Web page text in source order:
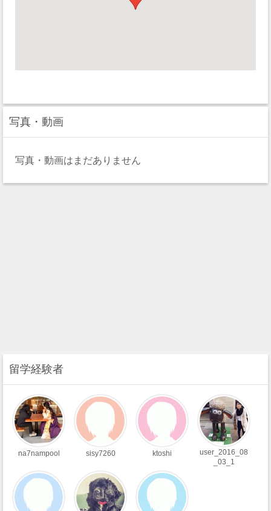
写真・動画
写真・動画はまだありません
留学経験者
na7nampool sisy7260 ktoshi
user_2016_08
_03_1